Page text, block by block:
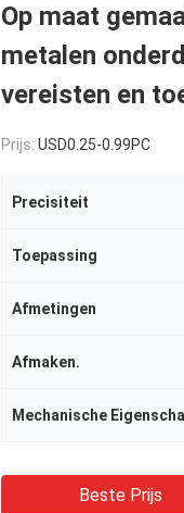
Op maat
metalen
vereisten en
Prijs: USD0.25-0.99PC
Precisiteit
Toepassing
Afmetingen
Afmaken.
Beste Prijs